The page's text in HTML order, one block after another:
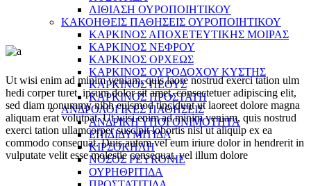
ΛΙΘΙΑΣΗ ΟΥΡΟΠΟΙΗΤΙΚΟΥ
ΚΑΚΟΗΘΕΙΣ ΠΑΘΗΣΕΙΣ ΟΥΡΟΠΟΙΗΤΙΚΟΥ
ΚΑΡΚΙΝΟΣ ΑΠΟΧΕΤΕΥΤΙΚΗΣ ΜΟΙΡΑΣ
ΚΑΡΚΙΝΟΣ ΝΕΦΡΟΥ
ΚΑΡΚΙΝΟΣ ΟΡΧΕΩΣ
ΚΑΡΚΙΝΟΣ ΟΥΡΟΔΟΧΟΥ ΚΥΣΤΗΣ
ΚΑΡΚΙΝΟΣ ΠΕΟΥΣ
ΚΑΡΚΙΝΟΣ ΠΡΟΣΤΑΤΗ
ΑΝΔΡΟΛΟΓΙΚΕΣ ΠΑΘΗΣΕΙΣ
ΑΝΔΡΙΚΗ ΥΠΟΓΟΝΙΜΟΤΗΤΑ
ΕΠΙΔΙΔΥΜΙΤΙΔΑ
ΚΙΡΣΟΚΗΛΗ
ΝΟΣΟΣ PEYRONIE
ΟΥΡΗΘΡΙΤΙΔΑ
Ut wisi enim ad minim veniam, quis laore nostrud exerci tation ulm
hedi corper turet ipsum dolor sit amet, consectetuer adipiscing elit,
sed diam nonummy nibh euismod tincidunt ut laoreet dolore magna
aliquam erat volutpat. Ut wisi enim ad minim veniam, quis nostrud
exerci tation ullamcorper suscipit lobortis nisl ut aliquip ex ea
commodo consequat. Duis autem vel eum iriure dolor in hendrerit in
vulputate velit esse molestie consequat, vel illum dolore